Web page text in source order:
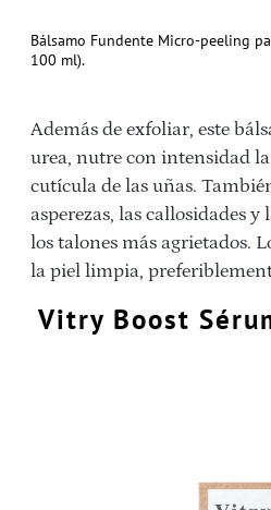
Bálsamo Fundente Micro-peeling
100 ml).
Además de exfoliar, este
urea, nutre con intensidad
cutícula de las uñas.
asperezas, las callosidades y
los talones más agrietados.
la piel limpia,
Vitry Boost